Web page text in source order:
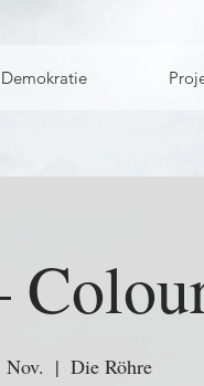
Demokratie
  |
Die Röhre